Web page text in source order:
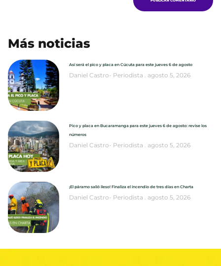
Más noticias
Así será el pico y placa en Cúcuta para este jueves 6 de agosto
Daniel Castro- Periodista agosto 5, 2026
Pico y placa en Bucaramanga para este jueves 6 de agosto: revise los
números
Daniel Castro- Periodista agosto 5, 2026
¡El páramo salió ileso! Finaliza el incendio de tres días en Charta
Daniel Castro- Periodista agosto 5, 2026